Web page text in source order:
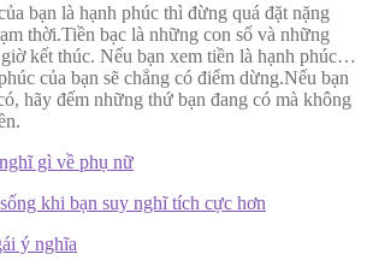
bạn là hạnh phúc thì đừng quá đặt nặng
thời.Tiền bạc là những con số và những
kết thúc. Nếu bạn xem tiền là hạnh phúc…
của bạn sẽ chẳng có điểm dừng.Nếu bạn
hãy đếm những thứ bạn đang có mà không
gì về phụ nữ
khi bạn suy nghĩ tích cực hơn
ý nghĩa